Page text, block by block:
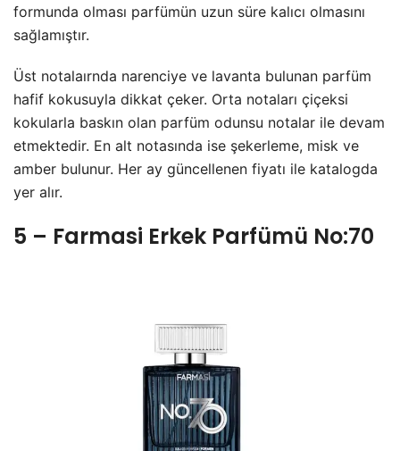
formunda olması parfümün uzun süre kalıcı olmasını
sağlamıştır.
Üst notalaırnda narenciye ve lavanta bulunan parfüm
hafif kokusuyla dikkat çeker. Orta notaları çiçeksi
kokularla baskın olan parfüm odunsu notalar ile devam
etmektedir. En alt notasında ise şekerleme, misk ve
amber bulunur. Her ay güncellenen fiyatı ile katalogda
yer alır.
5 – Farmasi Erkek Parfümü No:70